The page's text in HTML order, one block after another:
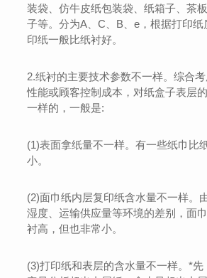
装袋、仿牛皮纸包装袋、纸箱子、茶
子等。分为A、C、B、e，根据打印
印纸一般比纸衬好。
2.纸衬的主要技术参数不一样。综合
性能或顾客控制成本，对纸盒子表层
一样的，一般是:
(1)表面拿纸量不一样。有一些纸巾比
小。
(2)面巾纸内层复印纸含水量不一样。
湿度、运输供应量等环境的差别，面
衬高，但也非常小。
(3)打印纸和表层的含水量不一样。*